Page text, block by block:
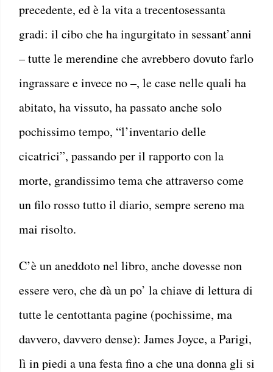
precedente, ed è la vita a trecentosessanta
gradi: il cibo che ha ingurgitato in sessant’anni
– tutte le merendine che avrebbero dovuto farlo
ingrassare e invece no –, le case nelle quali ha
abitato, ha vissuto, ha passato anche solo
pochissimo tempo, “l’inventario delle
cicatrici”, passando per il rapporto con la
morte, grandissimo tema che attraverso come
un filo rosso tutto il diario, sempre sereno ma
mai risolto.
C’è un aneddoto nel libro, anche dovesse non
essere vero, che dà un po’ la chiave di lettura di
tutte le centottanta pagine (pochissime, ma
davvero, davvero dense): James Joyce, a Parigi,
lì in piedi a una festa fino a che una donna gli si